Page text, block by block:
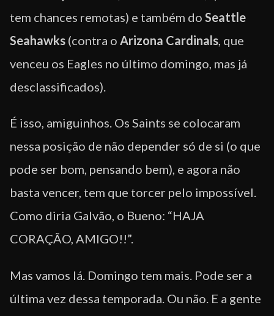
tem chances remotas) e também do Seattle
Seahawks (contra o Arizona Cardinals , que
venceu os Eagles no último domingo, mas já
desclassificados).
É isso, amiguinhos. Os Saints se colocaram
nessa posição de não depender só de si (o que
pode ser bom, pensando bem), e agora não
basta vencer, tem que torcer pelo impossível.
Como diria Galvão, o Bueno: “HAJA
CORAÇÃO, AMIGO!!”.
Mas vamos lá. Domingo tem mais. Pode ser a
última vez dessa temporada. Ou não. E a gente